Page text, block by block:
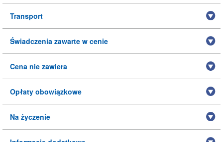
Transport
Świadczenia zawarte w cenie
Cena nie zawiera
Opłaty obowiązkowe
Na życzenie